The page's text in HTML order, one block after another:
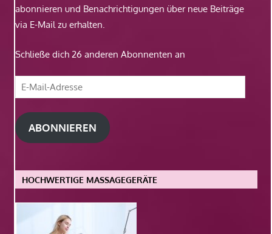
abonnieren und Benachrichtigungen über neue Beiträge
via E-Mail zu erhalten.
Schließe dich 26 anderen Abonnenten an
E-
Mail-
Adresse
ABONNIEREN
HOCHWERTIGE MASSAGEGERÄTE